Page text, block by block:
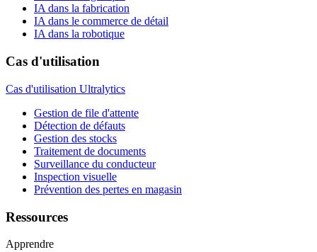
IA dans la fabrication
IA dans le commerce de détail
IA dans la robotique
Cas d'utilisation
Cas d'utilisation Ultralytics
Gestion de file d'attente
Détection de défauts
Gestion des stocks
Traitement de documents
Surveillance du conducteur
Inspection visuelle
Prévention des pertes en magasin
Ressources
Apprendre